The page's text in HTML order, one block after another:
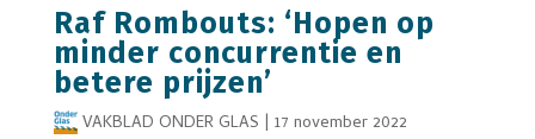
Raf Rombouts: ‘Hopen op
minder concurrentie en
betere prijzen’
VAKBLAD ONDER GLAS | 17 november 2022